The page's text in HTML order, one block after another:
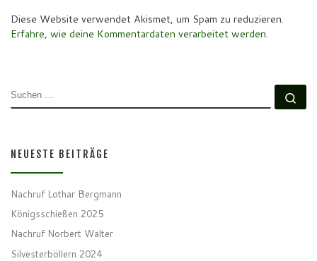
Diese Website verwendet Akismet, um Spam zu reduzieren.
Erfahre, wie deine Kommentardaten verarbeitet werden.
SUCHE
NEUESTE BEITRÄGE
Nachruf Lothar Bergmann
Königsschießen 2025
Nachruf Norbert Walter
Silvesterböllern 2024